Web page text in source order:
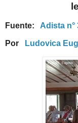
Fuente: Adista n°
Por Ludovica